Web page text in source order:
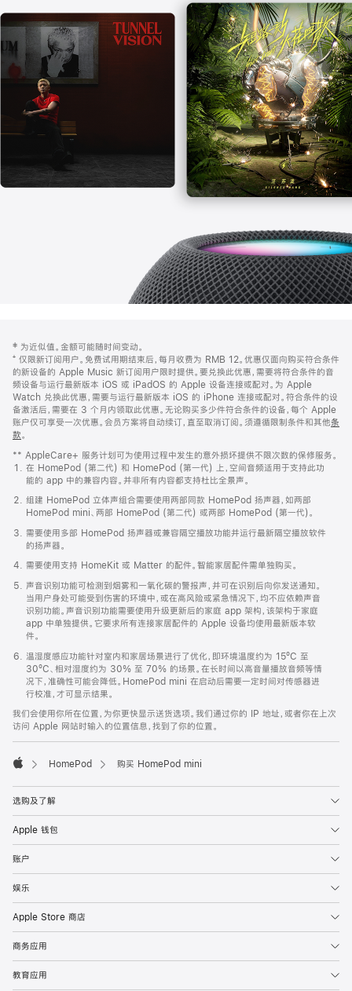
口
中
打
开)
页
页
脚
注
‡ 为近似值。金额可能随时间变动。
⁺ 仅限新订阅用户。免费试用期结束后，每月收费为 RMB 12。优惠仅面向购买符合条件
的新设备的 Apple Music 新订阅用户限时提供。要兑换此优惠，需要将符合条件的音
频设备与运行最新版本 iOS 或 iPadOS 的 Apple 设备连接或配对。为 Apple
Watch 兑换此优惠，需要与运行最新版本 iOS 的 iPhone 连接或配对。符合条件的设
备激活后，需要在 3 个月内领取此优惠。无论购买多少件符合条件的设备，每个 Apple
账户仅可享受一次优惠。会员方案将自动续订，直至取消订阅。须遵循限制条件和其他条
款。
窗
口
中
打
开)
** AppleCare+ 服务计划可为使用过程中发生的意外损坏提供不限次数的保修服务。
在 HomePod (第二代) 和 HomePod (第一代) 上，空间音频适用于支持此功
能的 app 中的兼容内容。并非所有内容都支持杜比全景声。
组建 HomePod 立体声组合需要使用两部同款 HomePod 扬声器，如两部
HomePod mini、两部 HomePod (第二代) 或两部 HomePod (第一代)。
需要使用多部 HomePod 扬声器或兼容隔空播放功能并运行最新隔空播放软件
的扬声器。
需要使用支持 HomeKit 或 Matter 的配件。智能家居配件需单独购买。
声音识别功能可检测到烟雾和一氧化碳的警报声，并可在识别后向你发送通知。
当用户身处可能受到伤害的环境中，或在高风险或紧急情况下，均不应依赖声音
识别功能。声音识别功能需要使用升级更新后的家庭 app 架构，该架构于家庭
app 中单独提供。它要求所有连接家居配件的 Apple 设备均使用最新版本软
件。
温湿度感应功能针对室内和家居场景进行了优化，即环境温度约为 15ºC 至
30ºC、相对湿度约为 30% 至 70% 的场景。在长时间以高音量播放音频等情
况下，准确性可能会降低。HomePod mini 在启动后需要一定时间对传感器进
行校准，才可显示结果。
我们会使用你所在位置，为你更快显示送货选项。我们通过你的 IP 地址，或者你在上次
访问 Apple 网站时输入的位置信息，找到了你的位置。
HomePod 购买 HomePod mini
选购及了解
Apple 钱包
账户
娱乐
Apple Store 商店
商务应用
教育应用